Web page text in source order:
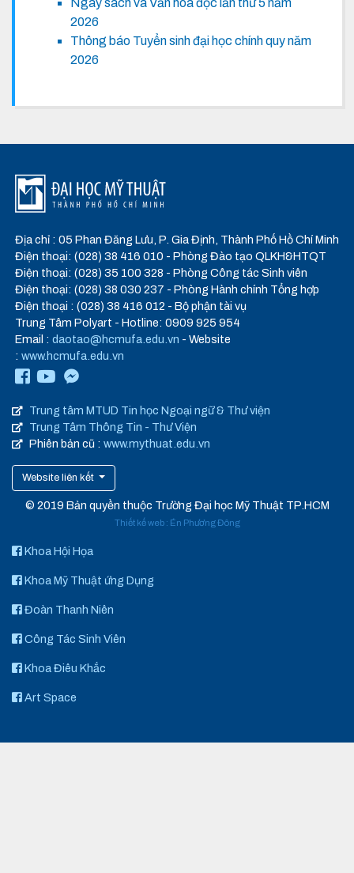
Ngày sách và Văn hóa đọc lần thứ 5 năm
2026
Thông báo Tuyển sinh đại học chính quy năm
2026
Địa chỉ : 05 Phan Đăng Lưu, P. Gia Định, Thành Phố Hồ Chí Minh
Điện thoại: (028) 38 416 010 - Phòng Đào tạo QLKH&HTQT
Điện thoại: (028) 35 100 328 - Phòng Công tác Sinh viên
Điện thoại: (028) 38 030 237 - Phòng Hành chính Tổng hợp
Điện thoại : (028) 38 416 012 - Bộ phận tài vụ
Trung Tâm Polyart - Hotline: 0909 925 954
Email : daotao@hcmufa.edu.vn - Website
: www.hcmufa.edu.vn
Trung tâm MTUD Tin học Ngoại ngữ & Thư viện
Trung Tâm Thông Tin - Thư Viện
Phiên bản cũ : www.mythuat.edu.vn
Website liên kết
© 2019 Bản quyền thuộc Trường Đại học Mỹ Thuật TP.HCM
Thiết kế web: Én Phương Đông
Khoa Hội Họa
Khoa Mỹ Thuật ứng Dụng
Đoàn Thanh Niên
Công Tác Sinh Viên
Khoa Điêu Khắc
Art Space